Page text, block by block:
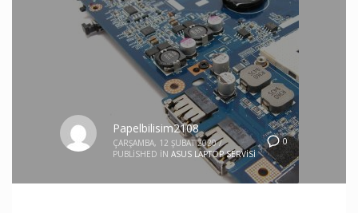
0
Papelbilisim2108
ÇARŞAMBA, 12 ŞUBAT 2020 /
PUBLISHED IN ASUS LAPTOP SERVISI